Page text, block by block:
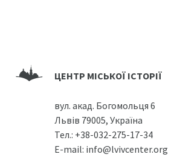
ЦЕНТР МІСЬКОЇ ІСТОРІЇ
вул. акад. Богомольця 6
Львів 79005, Україна
Тел.: +38-032-275-17-34
E-mail: info@lvivcenter.org